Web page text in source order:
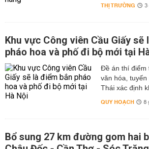
THỊ TRƯỜNG
Khu vực Công viên Cầu Giấy sẽ
pháo hoa và phố đi bộ mới tại
Đề án thí điểm
văn hóa,
Thái xác định
QUY HOẠCH 8
Bổ sung 27 km đường gom hai